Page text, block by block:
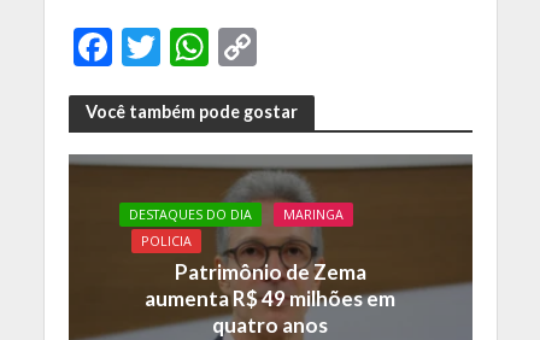
F
ac
e
b
o
o
T
w
itt
er
W
h
at
s
A
p
p
C
o
p
y
Li
n
k
Você também pode gostar
DESTAQUES DO DIA
MARINGA
POLICIA
Patrimônio de Zema
aumenta R$ 49 milhões em
quatro anos